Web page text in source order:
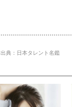
出典：日本タレント名鑑